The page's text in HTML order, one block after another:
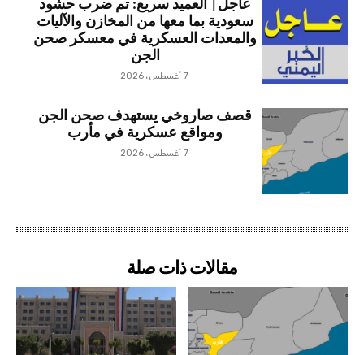
عاجل| العميد سريع: تم ضرب حشود
سعودية بما معها من المخازن والآليات
والمعدات العسكرية في معسكر صحن
الجن
7 أغسطس، 2026
قصف صاروخي يستهدف صحن الجن
ومواقع عسكرية في مأرب
7 أغسطس، 2026
مقالات ذات صلة